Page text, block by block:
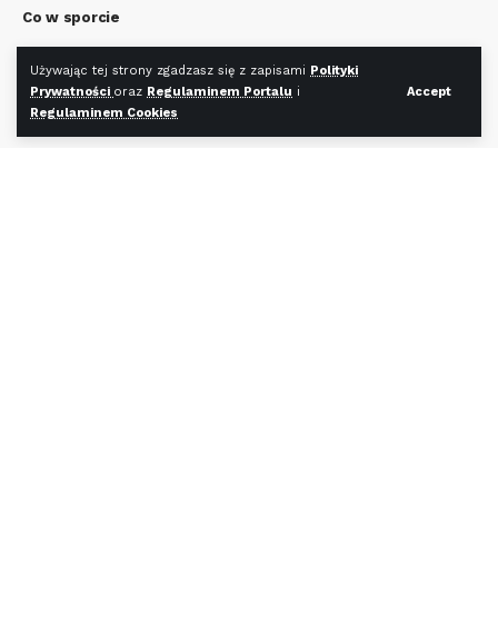
Używając tej strony zgadzasz się z zapisami Polityki
Prywatności oraz Regulaminem Portalu i
Regulaminem Cookies
Accept
Co w sporcie
Regulamin Portalu
Polityka Prywatności
Regulamin Cookies